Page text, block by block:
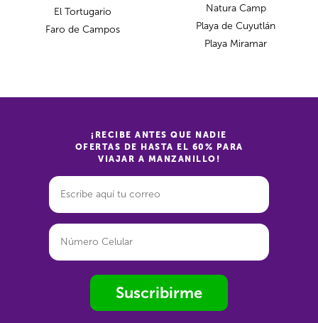
El Tortugario
Faro de Campos
Natura Camp
Playa de Cuyutlán
Playa Miramar
¡RECIBE ANTES QUE NADIE
OFERTAS DE HASTA EL 60% PARA
VIAJAR A MANZANILLO!
Suscribirme